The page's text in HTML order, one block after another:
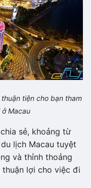
tiện cho bạn tham
Macau
sẻ, khoảng từ
lịch Macau tuyệt
và thỉnh thoảng
thuận lợi cho việc đi